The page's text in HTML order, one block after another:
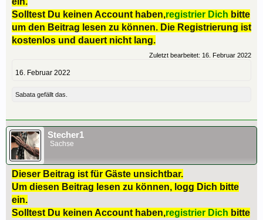
Solltest Du keinen Account haben,registrier Dich bitte
um den Beitrag lesen zu können. Die Registrierung ist
kostenlos und dauert nicht lang.
Zuletzt bearbeitet: 16. Februar 2022
16. Februar 2022
Sabata gefällt das.
Stecher1
Sachse
Dieser Beitrag ist für Gäste unsichtbar.
Um diesen Beitrag lesen zu können, logg Dich bitte
ein.
Solltest Du keinen Account haben,registrier Dich bitte